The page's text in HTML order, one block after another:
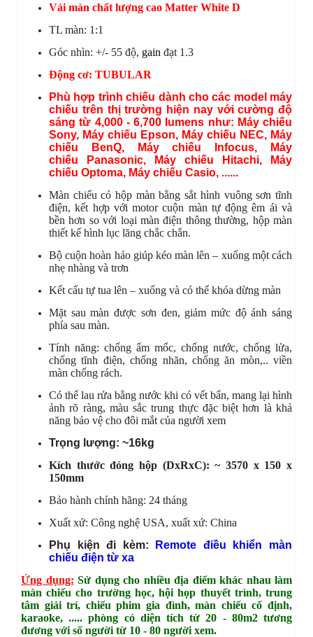
Vải màn chất lượng cao Matter White D
TL màn: 1:1
Góc nhìn: +/- 55 độ, gain đạt 1.3
Động cơ: TUBULAR
Phù hợp trình chiếu dành cho các model máy
chiếu trên thị trường hiện nay với cường độ
sáng từ 4,000 - 6,700 lumens như: Máy chiếu
Sony, Máy chiếu Epson, Máy chiếu NEC, Máy
chiếu
BenQ, Máy chiếu Infocus,
Máy
chiếu
Panasonic, Máy chiếu Hitachi,
Máy
chiếu Optoma, Máy chiếu Casio, ......
Màn chiếu có hộp màn bằng sắt hình vuông sơn tĩnh
điện, kết hợp với motor cuộn màn tự động êm ái và
bền hơn so với loại màn điện thông thường, hộp màn
thiết kế hình lục lăng chắc chắn.
Bộ cuộn hoàn hảo giúp kéo màn lên – xuống một cách
nhẹ nhàng và trơn
Kết cấu tự tua lên – xuống và có thể khóa dừng màn
Mặt sau màn được sơn đen, giảm mức độ ánh sáng
phía sau màn.
Tính năng: chống ẩm mốc, chống nước, chống lửa,
chống tĩnh điện, chống nhăn, chống ăn mòn,.. viền
màn chống rách.
Có thể lau rửa bằng nước khi có vết bẩn, mang lại hình
ảnh rõ ràng, màu sắc trung thực đặc biệt hơn là khả
năng bảo vệ cho đôi mắt của người xem
Trọng lượng: ~16kg
Kích thước đóng hộp (DxRxC): ~ 3570 x 150 x
150mm
Bảo hành chính hãng: 24 tháng
Xuất xứ: Công nghệ USA, xuất xứ: China
Phụ kiện đi kèm:
Remote điều khiển màn
chiếu điện từ xa
Ứng dụng: Sử dụng cho nhiều địa điểm khác nhau làm
màn chiếu cho trường học, hội họp thuyết trình, trung
tâm giải trí, chiếu phim gia đình, màn chiếu cố định,
karaoke, ..... phòng có diện tích từ 20 - 80m2 tương
đương với số người từ 10 - 80 người xem.